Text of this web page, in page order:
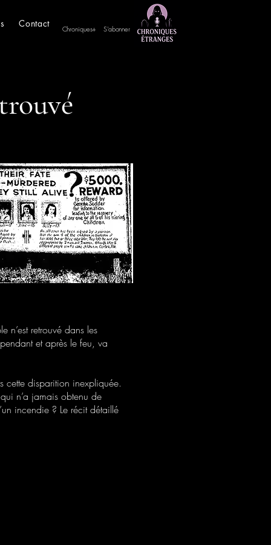
Contact S'abonner
Chroniques+
n’est retrouvé dans les
et après le feu, va
cette disparition inexpliquée.
n’a jamais obtenu de
incendie ? Le récit détaillé